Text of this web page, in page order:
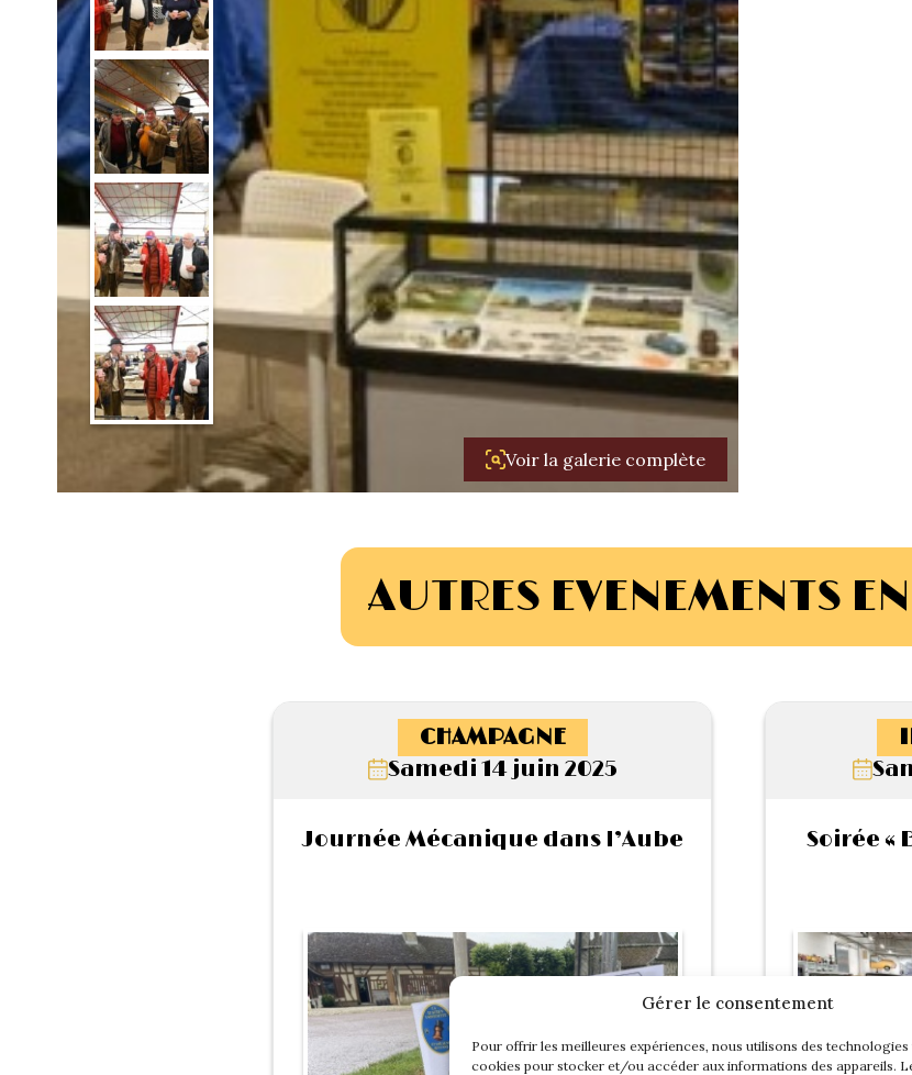
Gérer le consentement
Pour offrir les meilleures expériences, nous utilisons des technologies
cookies pour stocker et/ou accéder aux informations des appareils.
Voir la galerie complète
AUTRES EVENEMENTS
CHAMPAGNE
Samedi 14 juin 2025
Journée Mécanique dans l’Aube Soirée «